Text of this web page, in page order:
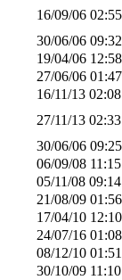
16/09/06
30/06/06
19/04/06
27/06/06
16/11/13
27/11/13
30/06/06
06/09/08
05/11/08
21/08/09
17/04/10
24/07/16
08/12/10
30/10/09